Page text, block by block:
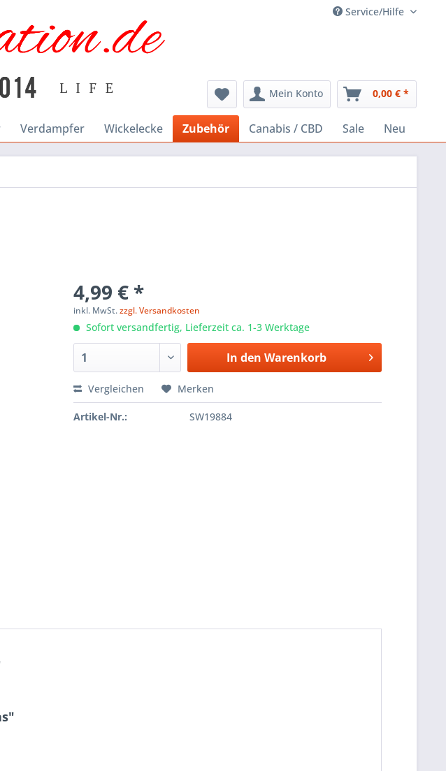
Service/Hilfe
Mein Konto 0,00 € *
Verdampfer Wickelecke Zubehör Canabis / CBD Sale Neu
4,99 € *
inkl. MwSt.zzgl. Versandkosten
Sofort versandfertig, Lieferzeit ca. 1-3 Werktage
In den Warenkorb
Vergleichen Merken
Artikel-Nr.: SW19884